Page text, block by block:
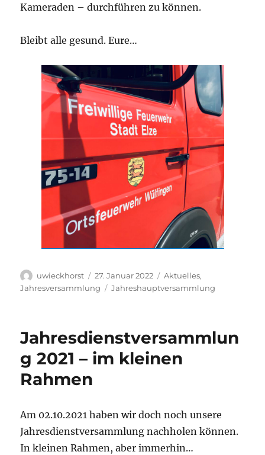
Kameraden – durchführen zu können.
Bleibt alle gesund. Eure…
Autor
uwieckhorst
Veröffentlicht
am
27. Januar 2022 Kategorien
Aktuelles,
Jahresversammlung
Schlagwörter
Jahreshauptversammlung
Jahresdienstversammlun
g 2021 – im kleinen
Rahmen
Am 02.10.2021 haben wir doch noch unsere
Jahresdienstversammlung nachholen können.
In kleinen Rahmen, aber immerhin…